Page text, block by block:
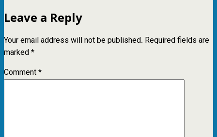
Leave a Reply
Your email address will not be published. Required fields are
marked*
Comment*